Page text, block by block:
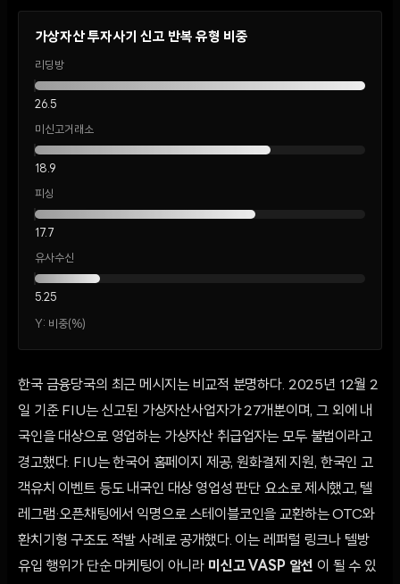
가상자산 투자사기 신고 반복 유형 비중
리딩방
26.5
미신고거래소
18.9
피싱
17.7
유사수신
5.25
Y: 비중(%)
한국 금융당국의 최근 메시지는 비교적 분명하다. 2025년 12월 2
일 기준 FIU는 신고된 가상자산사업자가 27개뿐이며, 그 외에 내
국인을 대상으로 영업하는 가상자산 취급업자는 모두 불법이라고
경고했다. FIU는 한국어 홈페이지 제공, 원화결제 지원, 한국인 고
객유치 이벤트 등도 내국인 대상 영업성 판단 요소로 제시했고, 텔
레그램·오픈채팅에서 익명으로 스테이블코인을 교환하는 OTC와
환치기형 구조도 적발 사례로 공개했다. 이는 레퍼럴 링크나 텔방
유입 행위가 단순 마케팅이 아니라 미신고 VASP 알선 이 될 수 있